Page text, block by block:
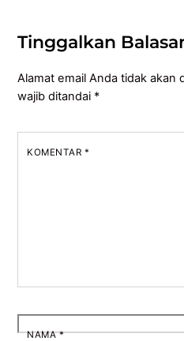
Tinggalkan
Alamat email Anda tidak akan
wajib ditandai *
KOMENTAR *
NAMA*